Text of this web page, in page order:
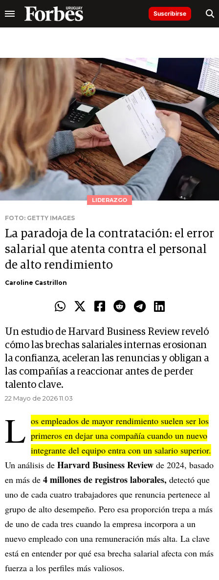
Suscribirse
LIDERAZGO
FOTO: GETTY IMAGES
La paradoja de la contratación: el error
salarial que atenta contra el personal
de alto rendimiento
Caroline Castrillon
Un estudio de Harvard Business Review reveló
cómo las brechas salariales internas erosionan
la confianza, aceleran las renuncias y obligan a
las compañías a reaccionar antes de perder
talento clave.
22 Mayo de 2026 11.03
L os empleados de mayor rendimiento suelen ser los
primeros en dejar una compañía cuando un nuevo
integrante del equipo entra con un salario superior.
Un análisis de Harvard Business Review de 2024, basado
en más de 4 millones de registros laborales, detectó que
uno de cada cuatro trabajadores que renuncia pertenece al
grupo de alto desempeño. Pero esa proporción trepa a más
de uno de cada tres cuando la empresa incorpora a un
nuevo empleado con una remuneración más alta. La clave
está en entender por qué esa brecha salarial afecta con más
fuerza a los perfiles más valiosos.